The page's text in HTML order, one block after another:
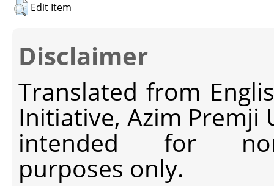
Edit Item
Disclaimer
Translated from
Initiative, Azim Premji
intended for non-
purposes only.